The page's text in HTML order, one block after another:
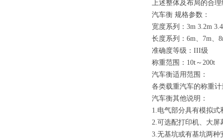
上述整体及布局的合
汽车衡 规格参数：
宽度系列：3m 3.2m
长度系列：6m、7m、
准确度等级：III级
称重范围：10t～200t
汽车衡适用范围
各类载重汽车的称重
汽车衡其他说明：
1.电气部分具有模拟式
2.可选配打印机、大屏
3.无基坑或有基坑两